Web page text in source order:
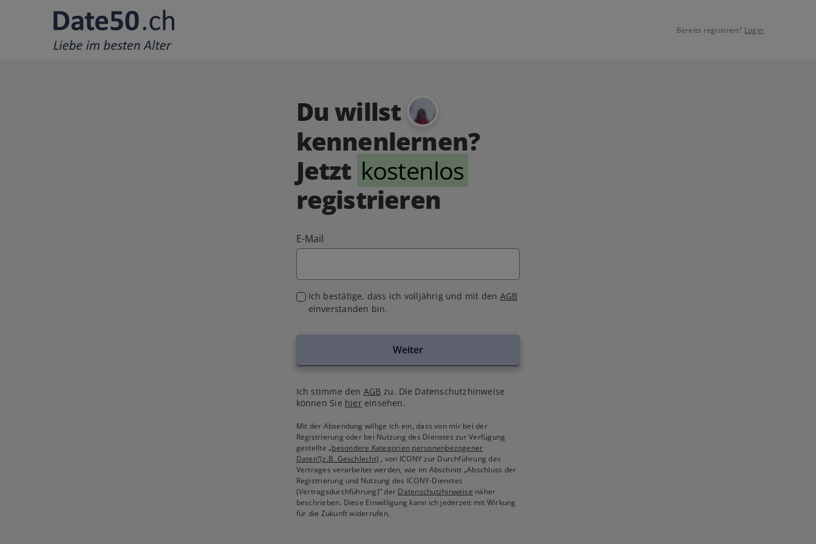
Bereits registriert? Login
Du willst
kennenlernen?
Jetzt kostenlos
registrieren
E-Mail
Ich bestätige, dass ich volljährig und mit den AGB
einverstanden bin.
Weiter
Ich stimme den AGB zu. Die Datenschutzhinweise
können Sie hiereinsehen.
Mit der Absendung willige ich ein, dass von mir bei der
Registrierung oder bei Nutzung des Dienstes zur Verfügung
gestellte„besondere Kategorien personenbezogener
Daten“(z.B. Geschlecht) , von ICONY zur Durchführung des
Vertrages verarbeitet werden, wie im Abschnitt „Abschluss der
Registrierung und Nutzung des ICONY-Dienstes
(Vertragsdurchführung)“ der Datenschutzhinweise näher
beschrieben. Diese Einwilligung kann ich jederzeit mit Wirkung
für die Zukunft widerrufen.